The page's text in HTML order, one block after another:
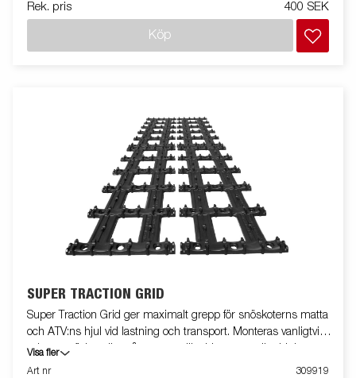
Rek. pris 400 SEK
Köp
SUPER TRACTION GRID
Super Traction Grid ger maximalt grepp för snöskoterns matta
och ATV:ns hjul vid lastning och transport. Monteras vanligtvis i
mitten av flaket eller på rampen där drivmattan eller hjulen
behöver extra fäste. Det robusta rutmönstret minskar risken för
Visa fler
Art nr
309919